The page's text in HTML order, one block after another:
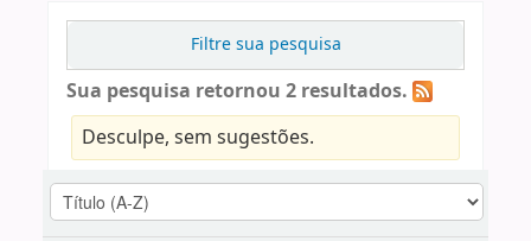
Filtre sua pesquisa
Sua pesquisa retornou 2 resultados.
Desculpe, sem sugestões.